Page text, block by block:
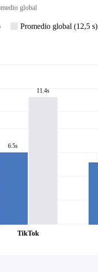
global
Promedio global (12,5 s)
6.5s
11.4s
TikTok